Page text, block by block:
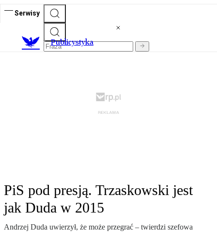
Serwisy
Publicystyka
PiS pod presją. Trzaskowski jest
jak Duda w 2015
Andrzej Duda uwierzył, że może przegrać – twierdzi szefowa